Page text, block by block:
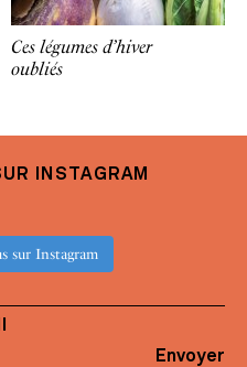
Ces légumes d’hiver
oubliés
INSTAGRAM
sur Instagram
Envoyer